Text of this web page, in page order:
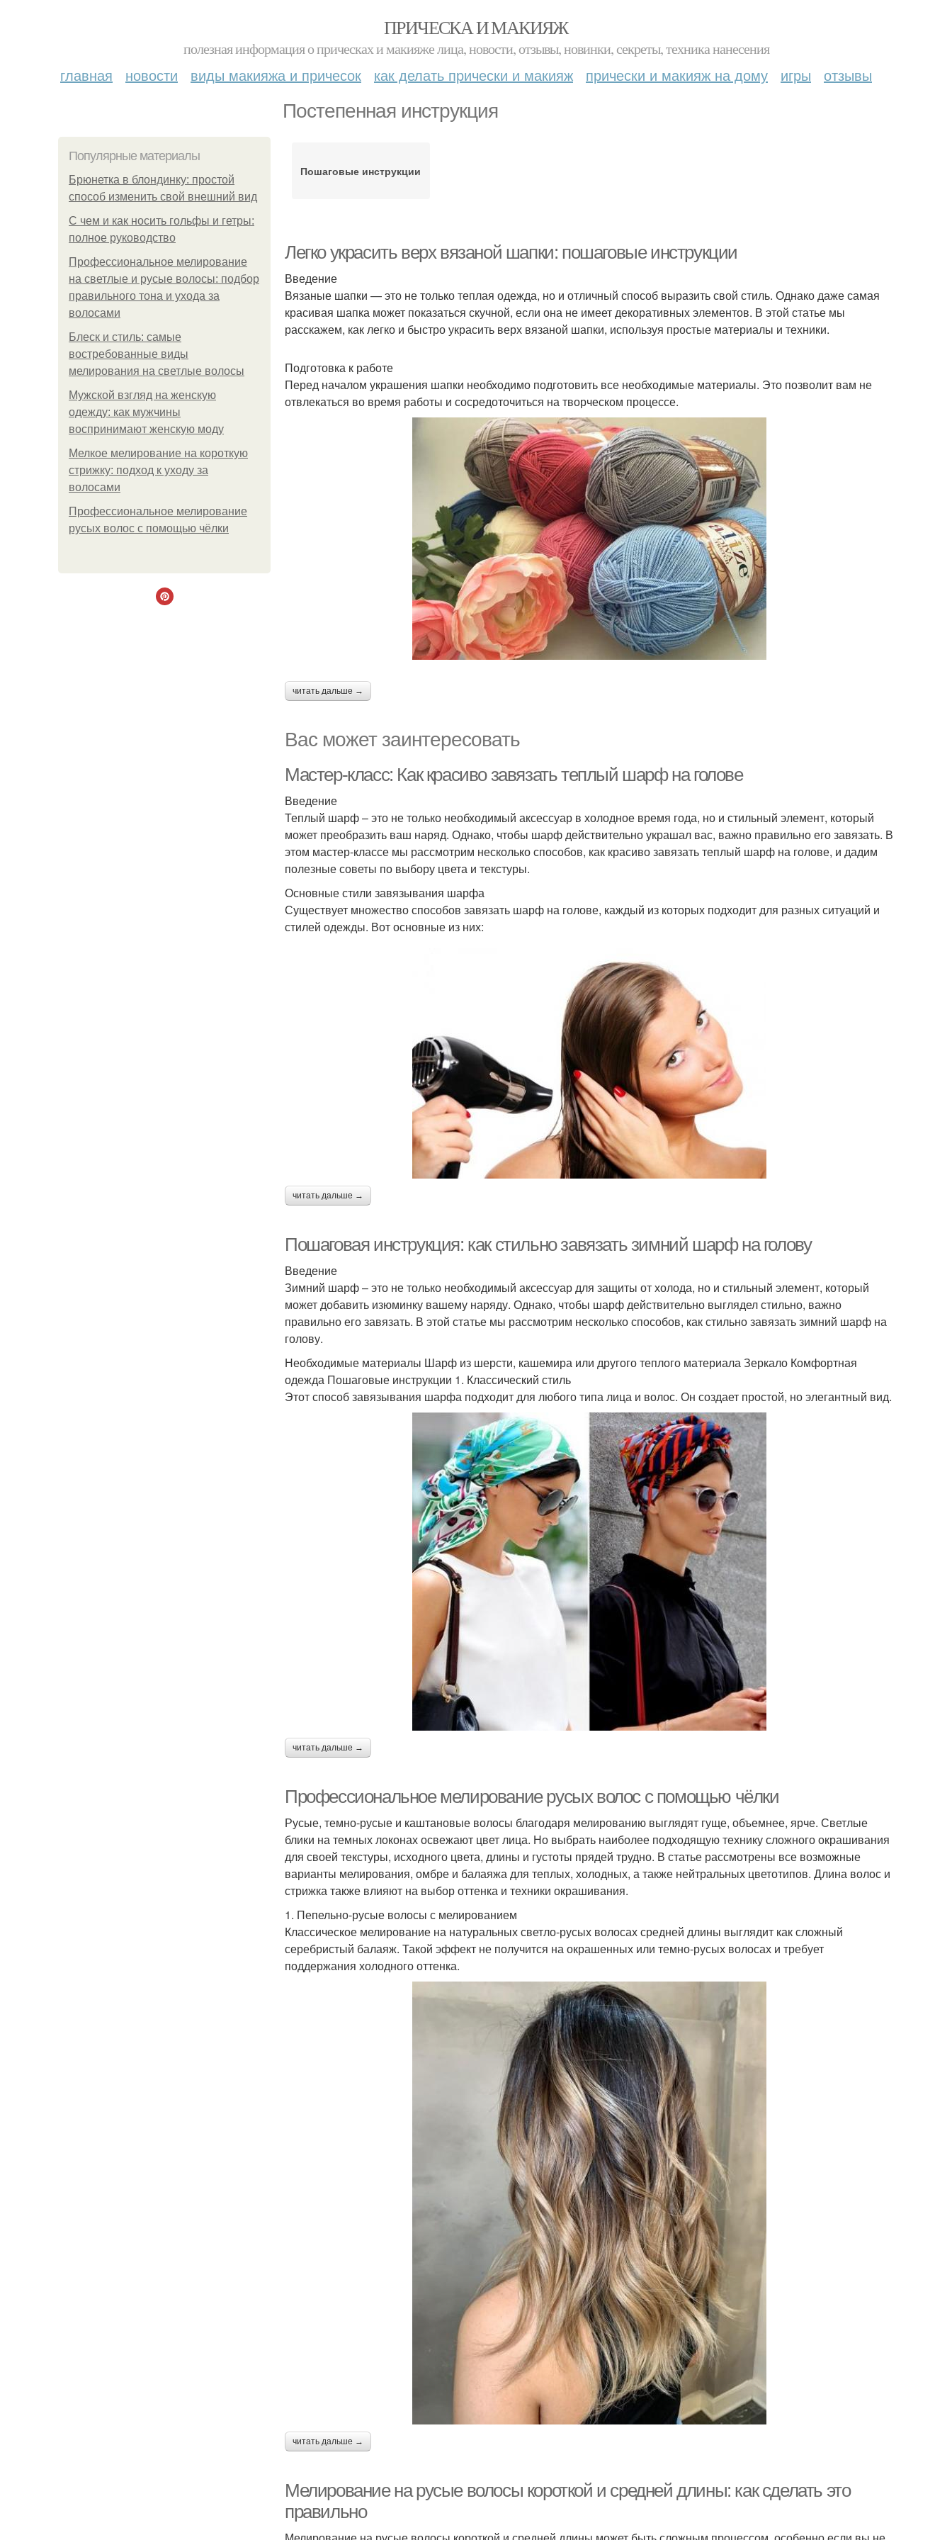
ПРИЧЕСКА И МАКИЯЖ
полезная информация о прическах и макияже лица, новости, отзывы, новинки, секреты, техника нанесения
главная новости виды макияжа и причесок как делать прически и макияж прически и макияж на дому игры отзывы
Постепенная инструкция
Популярные материалы
Брюнетка в блондинку: простой
способ изменить свой внешний вид
С чем и как носить гольфы и гетры:
полное руководство
Профессиональное мелирование
на светлые и русые волосы: подбор
правильного тона и ухода за
волосами
Блеск и стиль: самые
востребованные виды
мелирования на светлые волосы
Мужской взгляд на женскую
одежду: как мужчины
воспринимают женскую моду
Мелкое мелирование на короткую
стрижку: подход к уходу за
волосами
Профессиональное мелирование
русых волос с помощью чёлки
Пошаговые инструкции
Легко украсить верх вязаной шапки: пошаговые инструкции
Введение
Вязаные шапки — это не только теплая одежда, но и отличный способ выразить свой стиль. Однако даже самая
красивая шапка может показаться скучной, если она не имеет декоративных элементов. В этой статье мы
расскажем, как легко и быстро украсить верх вязаной шапки, используя простые материалы и техники.
Подготовка к работе
Перед началом украшения шапки необходимо подготовить все необходимые материалы. Это позволит вам не
отвлекаться во время работы и сосредоточиться на творческом процессе.
читать дальше →
Вас может заинтересовать
Мастер-класс: Как красиво завязать теплый шарф на голове
Введение
Теплый шарф – это не только необходимый аксессуар в холодное время года, но и стильный элемент, который
может преобразить ваш наряд. Однако, чтобы шарф действительно украшал вас, важно правильно его завязать. В
этом мастер-классе мы рассмотрим несколько способов, как красиво завязать теплый шарф на голове, и дадим
полезные советы по выбору цвета и текстуры.
Основные стили завязывания шарфа
Существует множество способов завязать шарф на голове, каждый из которых подходит для разных ситуаций и
стилей одежды. Вот основные из них:
читать дальше →
Пошаговая инструкция: как стильно завязать зимний шарф на голову
Введение
Зимний шарф – это не только необходимый аксессуар для защиты от холода, но и стильный элемент, который
может добавить изюминку вашему наряду. Однако, чтобы шарф действительно выглядел стильно, важно
правильно его завязать. В этой статье мы рассмотрим несколько способов, как стильно завязать зимний шарф на
голову.
Необходимые материалы Шарф из шерсти, кашемира или другого теплого материала Зеркало Комфортная
одежда Пошаговые инструкции 1. Классический стиль
Этот способ завязывания шарфа подходит для любого типа лица и волос. Он создает простой, но элегантный вид.
читать дальше →
Профессиональное мелирование русых волос с помощью чёлки
Русые, темно-русые и каштановые волосы благодаря мелированию выглядят гуще, объемнее, ярче. Светлые
блики на темных локонах освежают цвет лица. Но выбрать наиболее подходящую технику сложного окрашивания
для своей текстуры, исходного цвета, длины и густоты прядей трудно. В статье рассмотрены все возможные
варианты мелирования, омбре и балаяжа для теплых, холодных, а также нейтральных цветотипов. Длина волос и
стрижка также влияют на выбор оттенка и техники окрашивания.
1. Пепельно-русые волосы с мелированием
Классическое мелирование на натуральных светло-русых волосах средней длины выглядит как сложный
серебристый балаяж. Такой эффект не получится на окрашенных или темно-русых волосах и требует
поддержания холодного оттенка.
читать дальше →
Мелирование на русые волосы короткой и средней длины: как сделать это
правильно